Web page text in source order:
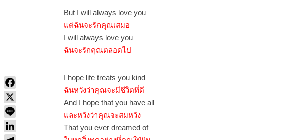
But I will always love you
แต่ฉันจะรักคุณเสมอ
I will always love you
ฉันจะรักคุณตลอดไป
I hope life treats you kind
ฉันหวังว่าคุณจะมีชีวิตที่ดี
And I hope that you have all
และหวังว่าคุณจะสมหวัง
That you ever dreamed of